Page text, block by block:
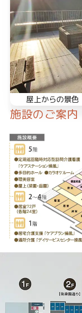
屋上からの景色
施設のご案内